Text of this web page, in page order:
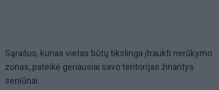
Sąrašus, kurias vietas būtų tikslinga įtraukti nerūkymo
zonas, pateikė geriausiai savo teritorijas žinantys
seniūnai.